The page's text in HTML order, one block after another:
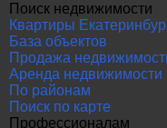
Поиск недвижимости
Квартиры
База объектов
Продажа
Аренда недвижимости
По районам
Поиск по карте
Профессионалам